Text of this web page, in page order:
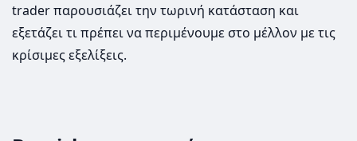
trader παρουσιάζει την τωρινή κατάσταση και
εξετάζει τι πρέπει να περιμένουμε στο μέλλον με τις
κρίσιμες εξελίξεις.